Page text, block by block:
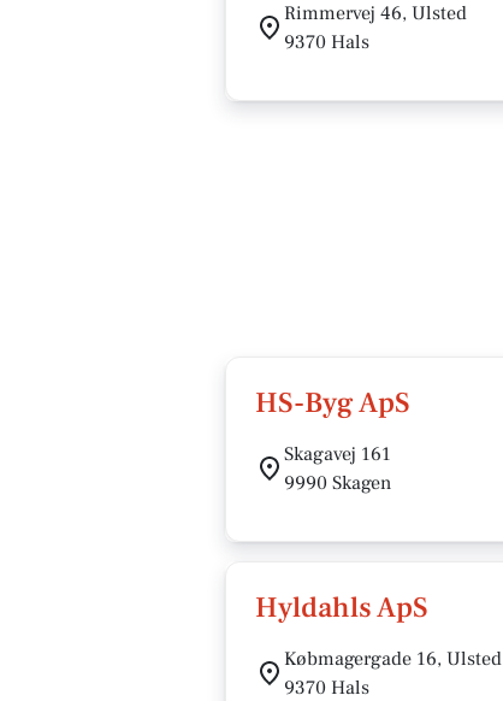
Rimmervej 46, Ulsted
9370 Hals
HS-Byg ApS
Skagavej 161
9990 Skagen
Hyldahls ApS
Købmagergade 16, Ulsted
9370 Hals